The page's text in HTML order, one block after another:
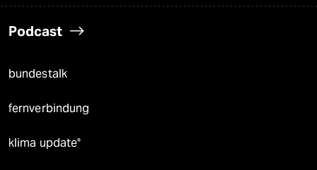
Podcast
bundestalk
fernverbindung
klima update°